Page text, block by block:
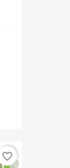
favorite_border